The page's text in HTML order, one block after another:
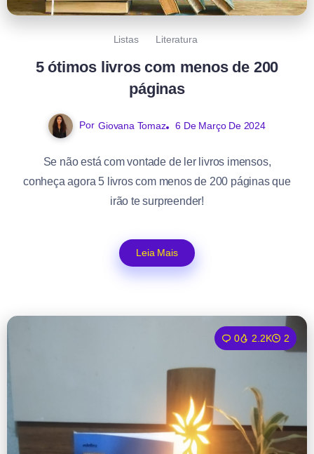
Listas Literatura
5 ótimos livros com menos de 200
páginas
Por Giovana Tomaz 6 De Março De 2024
Se não está com vontade de ler livros imensos,
conheça agora 5 livros com menos de 200 páginas que
irão te surpreender!
Leia Mais
0 2.2K 2